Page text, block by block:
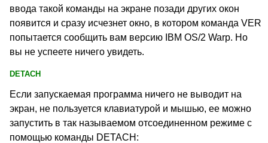
ввода такой команды на экране позади других окон
появится и сразу исчезнет окно, в котором команда VER
попытается сообщить вам версию IBM OS/2 Warp. Но
вы не успеете ничего увидеть.
DETACH
Если запускаемая программа ничего не выводит на
экран, не пользуется клавиатурой и мышью, ее можно
запустить в так называемом отсоединенном режиме с
помощью команды DETACH :